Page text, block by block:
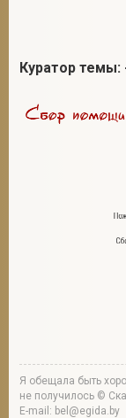
Куратор темы:
Я обещала быть
не получилось ©
E-mail: bel@egida.by